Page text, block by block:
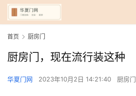
首页 厨房门
厨房门，现在流行装这种
华夏门网 2023年10月2日 14:21:40 厨房门